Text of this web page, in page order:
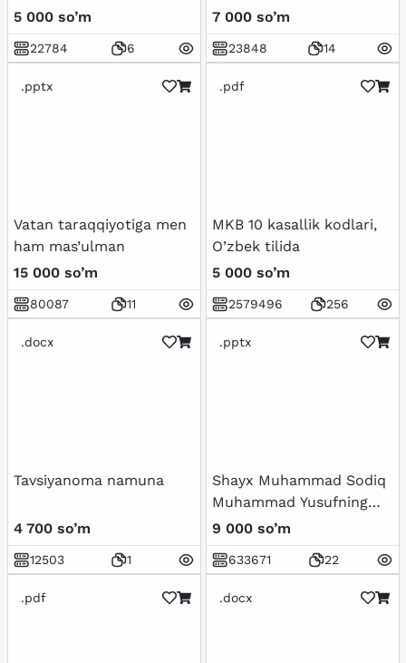
5 000 so’m
22784 6
tarjima qilinishi va
tafsirlari haqida
7 000 so’m
23848 14
.pptx
Vatan taraqqiyotiga men
ham mas’ulman
15 000 so’m
80087 11
.pdf
MKB 10 kasallik kodlari,
O’zbek tilida
5 000 so’m
2579496 256
.docx
Tavsiyanoma namuna
4 700 so’m
12503 1
.pptx
Shayx Muhammad Sodiq
Muhammad Yusufning
Baxtiyor oila asarida
islom qadriyatlarining
talqini
9 000 so’m
633671 22
.pdf .docx